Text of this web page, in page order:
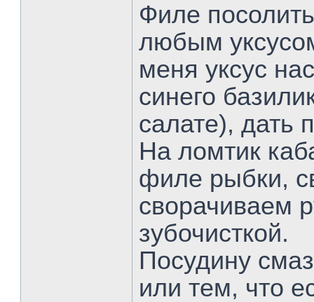
Филе
любым
меня уксус
синего
салате), дать
На ломтик
филе рыбки,
сворачиваем
зубочисткой.
Посудину
или тем, что